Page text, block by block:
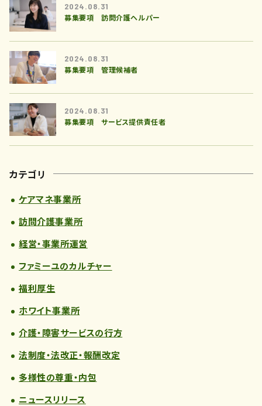
2024.08.31
募集要項 訪問介護ヘルパー
2024.08.31
募集要項 管理候補者
2024.08.31
募集要項 サービス提供責任者
カテゴリ
ケアマネ事業所
訪問介護事業所
経営・事業所運営
ファミーユのカルチャー
福利厚生
ホワイト事業所
介護・障害サービスの行方
法制度・法改正・報酬改定
多様性の尊重・内包
ニュースリリース